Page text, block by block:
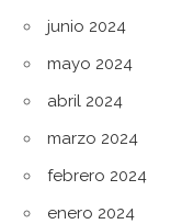
junio 2024
mayo 2024
abril 2024
marzo 2024
febrero 2024
enero 2024